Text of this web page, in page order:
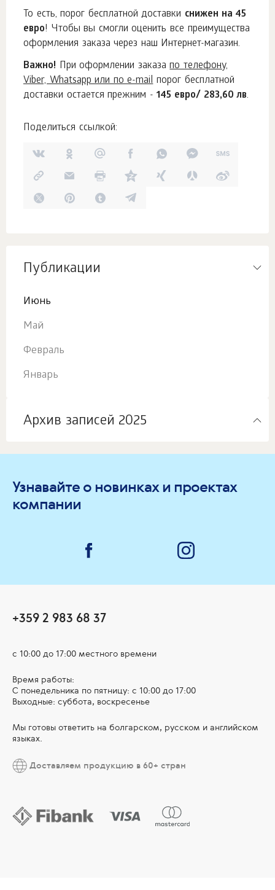
То есть, порог бесплатной доставки снижен на 45
евро! Чтобы вы смогли оценить все преимущества
оформления заказа через наш Интернет-магазин.
Важно! При оформлении заказапо телефону,
Viber, Whatsapp или по e-mailпорог бесплатной
доставки остается прежним -145 евро/ 283,60 лв.
Поделиться ссылкой:
Публикации
Июнь
Май
Февраль
Январь
Архив записей 2025
Узнавайте о новинках и проектах
компании
+359 2 983 68 37
с 10:00 до 17:00 местного времени
Время работы:
С понедельника по пятницу: с 10:00 до 17:00
Выходные: суббота, воскресенье
Мы готовы ответить на болгарском, русском и английском
языках.
Доставляем продукцию в 60+ стран